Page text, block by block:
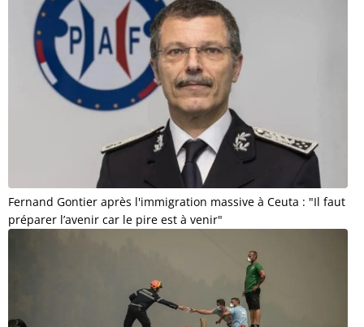
Fernand Gontier après l'immigration massive à Ceuta : "Il faut
préparer l’avenir car le pire est à venir"